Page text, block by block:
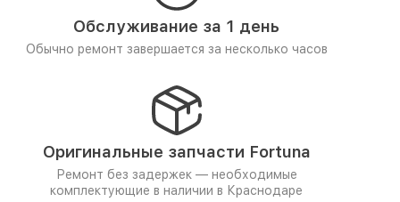
Обслуживание за 1 день
Обычно ремонт завершается за несколько часов
Оригинальные запчасти Fortuna
Ремонт без задержек — необходимые
комплектующие в наличии в Краснодаре